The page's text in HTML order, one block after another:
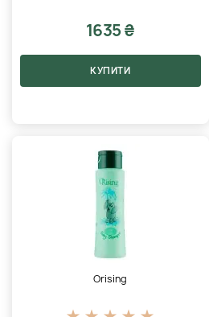
1635 ₴
КУПИТИ
Orising